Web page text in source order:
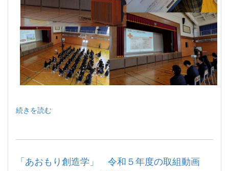
続きを読む
「あおもり創造学」 令和５年度の取組動画